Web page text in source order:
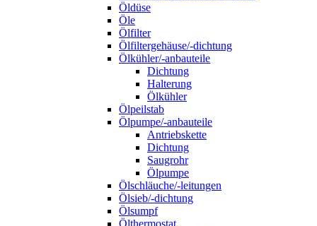
Öldüse
Öle
Ölfilter
Ölfiltergehäuse/-dichtung
Ölkühler/-anbauteile
Dichtung
Halterung
Ölkühler
Ölpeilstab
Ölpumpe/-anbauteile
Antriebskette
Dichtung
Saugrohr
Ölpumpe
Ölschläuche/-leitungen
Ölsieb/-dichtung
Ölsumpf
Ölthermostat